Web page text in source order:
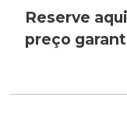
Reserve
preço